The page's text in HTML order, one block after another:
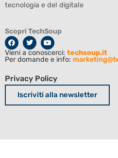
tecnologia e del digitale
Scopri TechSoup
Vieni a conoscerci: techsoup.it
Per domande e info:
Privacy Policy
Iscriviti alla newsletter